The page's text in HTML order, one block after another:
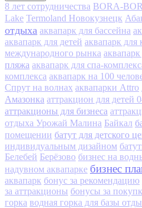
8 лет сотрудничества BORA-
Lake Termoland Новокузнецк
отдыха аквапарк для бассейна
аквапарк для детей аквапарк для
международного рынка
пляжа аквапарк для спа-
комплекса аквапарк на 100
Спрут на волнах аквапарки Attro
Амазонка аттракцион для детей
аттракционы для бизнеса
отдыха Урожай Малина Байкал
помещении батут для детского
индивидуальным дизайном
Белебей Берёзово бизнес на
надувном аквапарке бизнес
аквапарк бонус за рекомендацию
за аттракционы бонусы за
горка водная горка для базы